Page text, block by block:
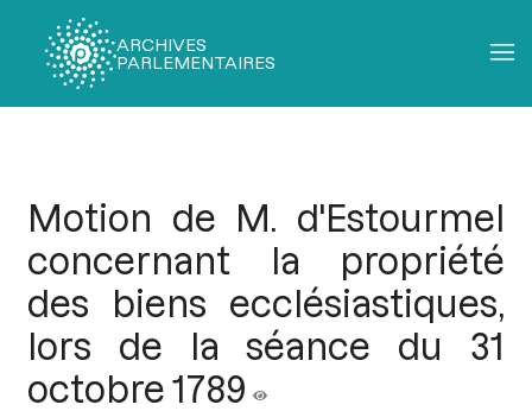
ARCHIVES
PARLEMENTAIRES
Motion de M. d'Estourmel
concernant la propriété
des biens ecclésiastiques,
lors de la séance du 31
octobre 1789